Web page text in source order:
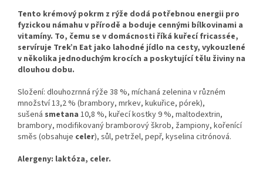
Tento krémový pokrm z rýže dodá potřebnou energii pro
fyzickou námahu v přírodě a boduje cennými bílkovinami a
vitamíny. To, čemu se v domácnosti říká kuřecí fricassée,
servíruje Trek’n Eat jako lahodné jídlo na cesty, vykouzlené
v několika jednoduchým krocích a poskytující tělu živiny na
dlouhou dobu.
Složení: dlouhozrnná rýže 38 %, míchaná zelenina v různém
množství 13,2 % (brambory, mrkev, kukuřice, pórek),
sušená smetana 10,8 %, kuřecí kostky 9 %, maltodextrin,
brambory, modifikovaný bramborový škrob, žampiony, kořenící
směs (obsahuje celer), sůl, petržel, pepř, kyselina citrónová.
Alergeny: laktóza, celer.